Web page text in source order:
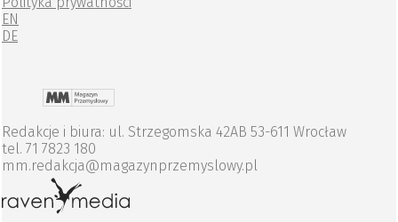
EN
DE
Redakcje i biura: ul. Strzegomska 42AB 53-611 Wrocław
tel. 71 7823 180
mm.redakcja@magazynprzemyslowy.pl